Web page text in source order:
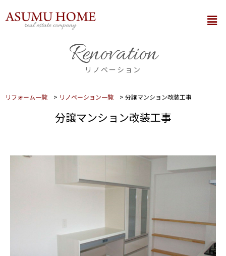
容
メ
ニ
Renovation
リノベーション
リフォーム一覧 > リノベーション一覧 > 分譲マンション改装工事
分譲マンション改装工事